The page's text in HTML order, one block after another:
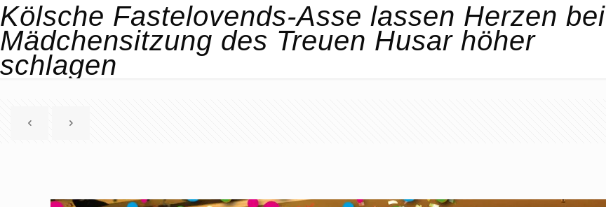
Kölsche Fastelovends-Asse lassen Herzen bei
Mädchensitzung des Treuen Husar höher
schlagen